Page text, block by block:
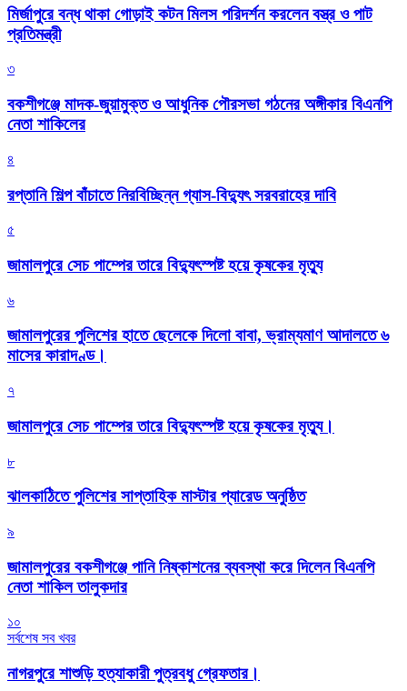
মির্জাপুরে বন্ধ থাকা গোড়াই কটন মিলস পরিদর্শন করলেন বস্ত্র ও পাট
প্রতিমন্ত্রী
৩
বকশীগঞ্জে মাদক-জুয়ামুক্ত ও আধুনিক পৌরসভা গঠনের অঙ্গীকার বিএনপি
নেতা শাকিলের
৪
রপ্তানি শিল্প বাঁচাতে নিরবিচ্ছিন্ন গ্যাস-বিদ্যুৎ সরবরাহের দাবি
৫
জামালপুরে সেচ পাম্পের তারে বিদ্যুৎস্পষ্ট হয়ে কৃষকের মৃত্যু
৬
জামালপুরের পুলিশের হাতে ছেলেকে দিলো বাবা, ভ্রাম্যমাণ আদালতে ৬
মাসের কারাদণ্ড।
৭
জামালপুরে সেচ পাম্পের তারে বিদ্যুৎস্পষ্ট হয়ে কৃষকের মৃত্যু।
৮
‎ঝালকাঠিতে পুলিশের সাপ্তাহিক মাস্টার প্যারেড অনুষ্ঠিত
৯
জামালপুরের বকশীগঞ্জে পানি নিষ্কাশনের ব্যবস্থা করে দিলেন বিএনপি
নেতা শাকিল তালুকদার
১০
সর্বশেষ সব খবর
নাগরপুরে শাশুড়ি হত্যাকারী পুত্রবধু গ্রেফতার।